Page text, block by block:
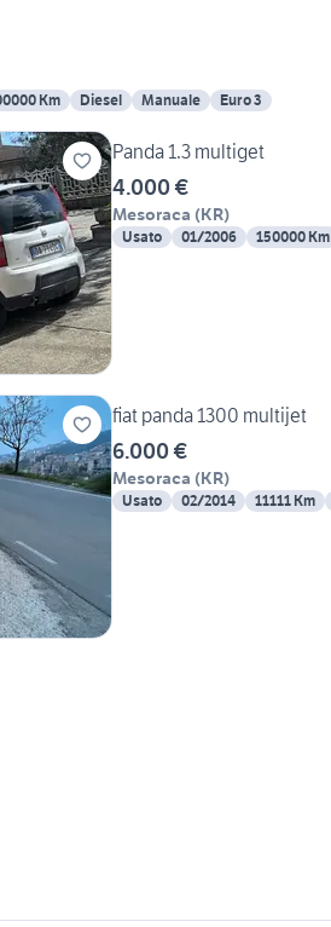
Km Diesel Manuale Euro 3
Panda 1.3 multiget
4.000 €
Mesoraca (KR)
Usato 01/2006 150000 Km
fiat panda 1300 multijet
6.000 €
Mesoraca (KR)
Usato 02/2014 11111 Km